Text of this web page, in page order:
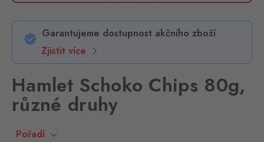
Garantujeme dostupnost akčního zboží
Zjistit více
Hamlet Schoko Chips 80g,
různé druhy
Pořadí